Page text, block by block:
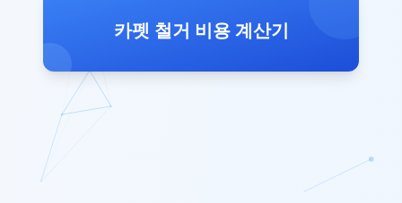
카펫 철거 비용 계산기